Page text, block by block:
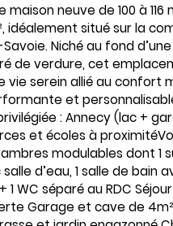
neuve de 100 à 116
idéalement situé sur la
Niché au fond
de verdure, cet
vie serein allié au confort
et
: Annecy (lac +
et écoles à
modulables dont 1
d’eau, 1 salle de bain
WC séparé au RDC
Garage et cave de